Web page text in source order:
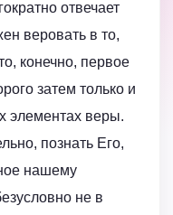
отвечает
веровать в то,
конечно, первое
затем только и
элементах веры.
познать Его,
нашему
не в